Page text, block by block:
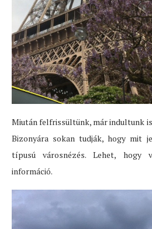
Miután felfrissültünk, már indultunk
Bizonyára sokan tudják, hogy mit
típusú városnézés. Lehet, hogy
információ.